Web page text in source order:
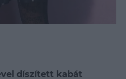
díszített kabát